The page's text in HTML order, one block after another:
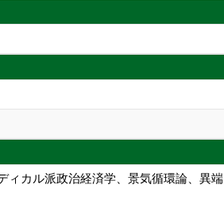
ィカル派政治経済学、景気循環論、異端